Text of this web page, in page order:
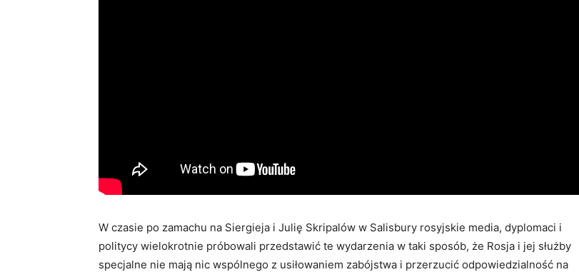
W czasie po zamachu na Siergieja i Julię Skripalów w Salisbury rosyjskie media, dyplomaci i
politycy wielokrotnie próbowali przedstawić te wydarzenia w taki sposób, że Rosja i jej służby
specjalne nie mają nic wspólnego z usiłowaniem zabójstwa i przerzucić odpowiedzialność na